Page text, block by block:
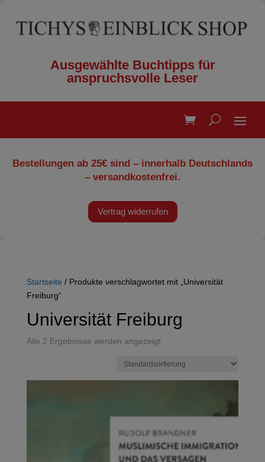
Ausgewählte Buchtipps für
anspruchsvolle Leser
Bestellungen ab 25€ sind – innerhalb Deutschlands
– versandkostenfrei.
Vertrag widerrufen
Startseite / Produkte verschlagwortet mit „Universität
Freiburg“
Universität Freiburg
Alle 2 Ergebnisse werden angezeigt